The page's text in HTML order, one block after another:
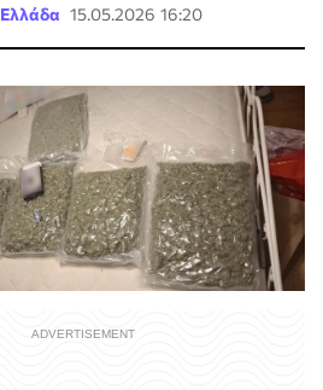
Ελλάδα 15.05.2026 16:20